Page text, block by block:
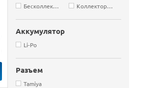
Бесколлекторные Коллекторные
Аккумулятор
Li-Po
Разъем
Tamiya